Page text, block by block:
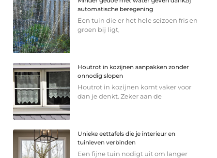
automatische beregening
Een tuin die er het hele seizoen fris en
groen bij ligt,
Houtrot in kozijnen aanpakken zonder
onnodig slopen
Houtrot in kozijnen komt vaker voor
dan je denkt. Zeker aan de
Unieke eettafels die je interieur en
tuinleven verbinden
Een fijne tuin nodigt uit om langer